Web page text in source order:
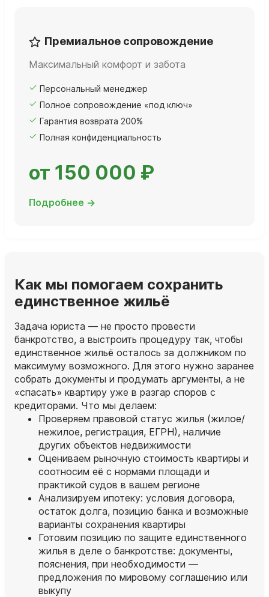
Премиальное сопровождение
Максимальный комфорт и забота
Персональный менеджер
Полное сопровождение «под ключ»
Гарантия возврата 200%
Полная конфиденциальность
от 150 000 ₽
Подробнее →
Как мы помогаем сохранить
единственное жильё
Задача юриста — не просто провести
банкротство, а выстроить процедуру так, чтобы
единственное жильё осталось за должником по
максимуму возможного. Для этого нужно заранее
собрать документы и продумать аргументы, а не
«спасать» квартиру уже в разгар споров с
кредиторами. Что мы делаем:
Проверяем правовой статус жилья (жилое/
нежилое, регистрация, ЕГРН), наличие
других объектов недвижимости
Оцениваем рыночную стоимость квартиры и
соотносим её с нормами площади и
практикой судов в вашем регионе
Анализируем ипотеку: условия договора,
остаток долга, позицию банка и возможные
варианты сохранения квартиры
Готовим позицию по защите единственного
жилья в деле о банкротстве: документы,
пояснения, при необходимости —
предложения по мировому соглашению или
выкупу